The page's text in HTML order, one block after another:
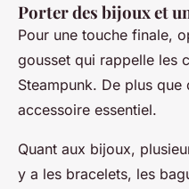
Porter des bijoux et
Pour une touche finale,
gousset qui rappelle les
Steampunk. De plus que
accessoire essentiel.
Quant aux bijoux,
y a les bracelets, les